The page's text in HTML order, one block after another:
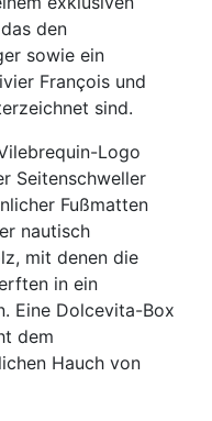
den
sowie ein
François und
sind.
Logo
Seitenschweller
Fußmatten
nautisch
mit denen die
in ein
Eine Dolcevita-Box
dem
Hauch von